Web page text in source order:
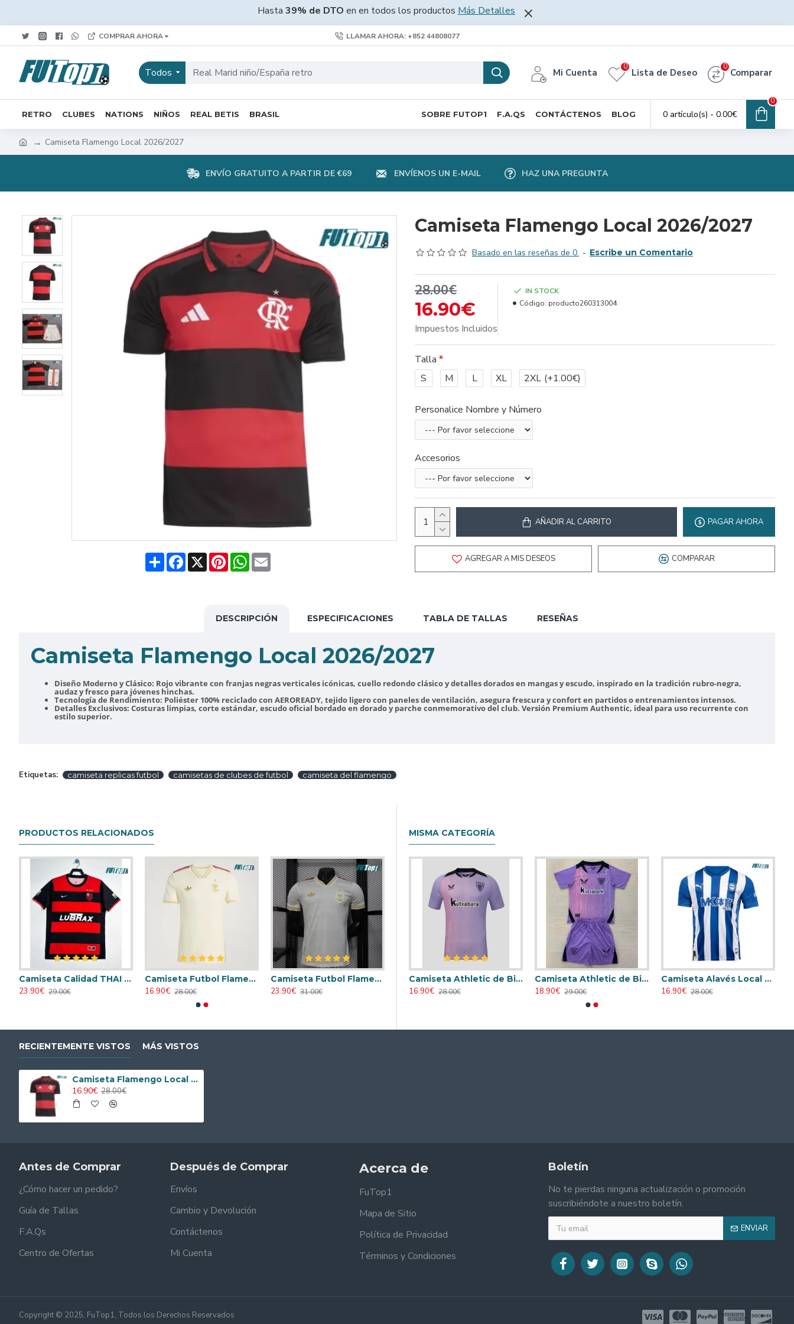
Hasta 39% de DTO en en todos los productos Más Detalles
COMPRAR AHORA LLAMAR AHORA: +852 44808077
Todos Mi Cuenta Lista de Deseo
0
Comparar
0
RETRO CLUBES NATIONS NIÑOS REAL BETIS BRASIL SOBRE FUTOP1 F.A.QS CONTÁCTENOS BLOG 0 artículo(s) - 0.00€
0
Camiseta Flamengo Local 2026/2027
ENVÍO GRATUITO A PARTIR DE €69 ENVÍENOS UN E-MAIL HAZ UNA PREGUNTA
ShareFacebook
X PinterestWhatsApp
Email
Camiseta Flamengo Local 2026/2027
Basado en las reseñas de 0. - Escribe un Comentario
16.90€
28.00€
Impuestos Incluidos
IN STOCK
Código: producto260313004
Talla
S
M L XL 2XL (+1.00€)
Personalice Nombre y Número
Accesorios
AÑADIR AL CARRITO PAGAR AHORA
AGREGAR A MIS DESEOS COMPARAR
DESCRIPCIÓN ESPECIFICACIONES TABLA DE TALLAS RESEÑAS
Camiseta Flamengo Local 2026/2027
Diseño Moderno y Clásico: Rojo vibrante con franjas negras verticales icónicas, cuello redondo clásico y detalles dorados en mangas y escudo, inspirado en la tradición rubro-negra,
audaz y fresco para jóvenes hinchas.
Tecnología de Rendimiento: Poliéster 100% reciclado con AEROREADY, tejido ligero con paneles de ventilación, asegura frescura y confort en partidos o entrenamientos intensos.
Detalles Exclusivos: Costuras limpias, corte estándar, escudo oficial bordado en dorado y parche conmemorativo del club. Versión Premium Authentic, ideal para uso recurrente con
estilo superior.
Etiquetas: camiseta replicas futbol camisetas de clubes de futbol camiseta del flamengo
PRODUCTOS RELACIONADOS
Camiseta Calidad THAI Flamengo Home Primera Equipación 2000/01 Retro
23.90€ 29.00€
Camiseta Futbol Flamengo Tercera Equipación 2025/26
16.90€ 28.00€
Camiseta Futbol Flamengo Third 2025/2026 Versión Jugador
23.90€ 31.00€
MISMA CATEGORÍA
23.90€ 31.00€
23.90€ 31.00€
23.90€ 31.00€
Camiseta Athletic de Bilbao 2024/2025 Alternativo
16.90€ 28.00€
Camiseta Athletic de Bilbao 2024/2025 Alternativo Niño Kit
18.90€ 29.00€
Camiseta Alavés Local 2025/2026 Azul/Blanco con Parche La Liga
16.90€ 28.00€
RECIENTEMENTE VISTOS MÁS VISTOS
Camiseta Flamengo Local 2026/2027
16.90€ 28.00€
Antes de Comprar
¿Cómo hacer un pedido?
Guía de Tallas
F.A.Qs
Centro de Ofertas
Después de Comprar
Envíos
Cambio y Devolución
Contáctenos
Mi Cuenta
Acerca de
FuTop1
Mapa de Sitio
Política de Privacidad
Términos y Condiciones
Boletín
No te pierdas ninguna actualización o promoción
suscribiéndote a nuestro boletín.
ENVIAR
Copyright © 2025, FuTop1, Todos los Derechos Reservados